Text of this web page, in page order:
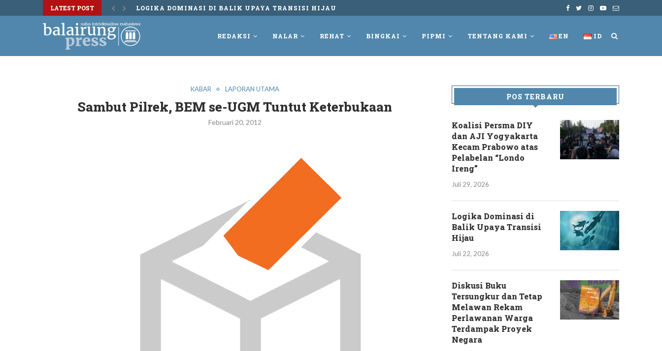
LATEST POST DISKUSI BUKU TERSUNGKUR DAN TETAP MELAWAN REKAM PERLAWANAN...
REDAKSI NALAR REHAT BINGKAI PIPMI TENTANG KAMI EN ID
KABAR LAPORAN UTAMA
Sambut Pilrek, BEM se-UGM Tuntut Keterbukaan
Februari 20, 2012
POS TERBARU
Koalisi Persma DIY
dan AJI Yogyakarta
Kecam Prabowo atas
Pelabelan “Londo
Ireng”
Juli 29, 2026
Logika Dominasi di
Balik Upaya Transisi
Hijau
Juli 22, 2026
Diskusi Buku
Tersungkur dan Tetap
Melawan Rekam
Perlawanan Warga
Terdampak Proyek
Negara